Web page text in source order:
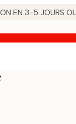
EN 3-5 JOURS